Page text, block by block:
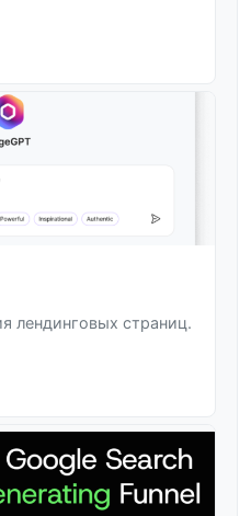
лендинговых страниц.